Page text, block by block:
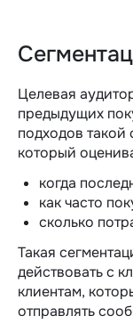
Целевая
предыдущих
подходов такой
который
когда
как часто
сколько
Такая
действовать с
клиентам,
отправлять